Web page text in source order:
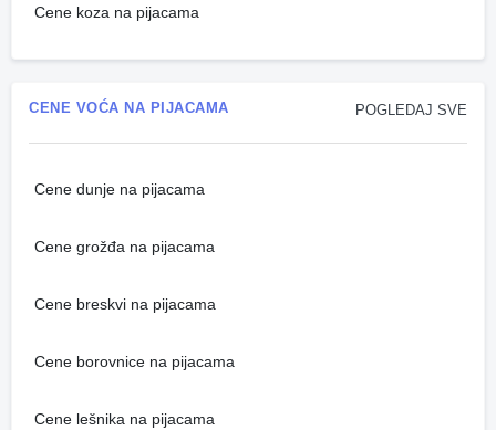
Cene koza na pijacama
POGLEDAJ SVE
CENE VOĆA NA PIJACAMA
Cene dunje na pijacama
Cene grožđa na pijacama
Cene breskvi na pijacama
Cene borovnice na pijacama
Cene lešnika na pijacama